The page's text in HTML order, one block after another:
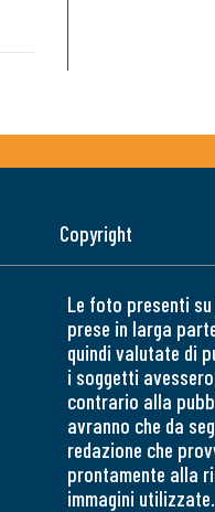
Copyright
Le foto presenti
prese in larga
quindi valutate di
i soggetti
contrario alla
avranno che da
redazione che
prontamente alla
immagini utilizzate.